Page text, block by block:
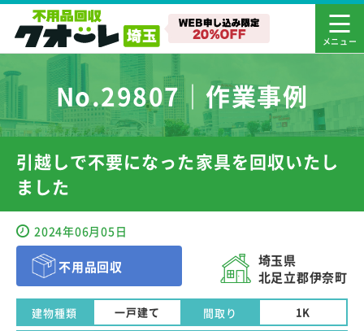
No.29807｜作業事例
引越しで不要になった家具を回収いたし
ました
2024年06月05日
不用品回収
埼玉県
北足立郡伊奈町
建物種類 一戸建て 間取り 1K